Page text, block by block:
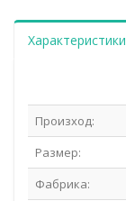
Характеристики
Произход:
Размер:
Фабрика: